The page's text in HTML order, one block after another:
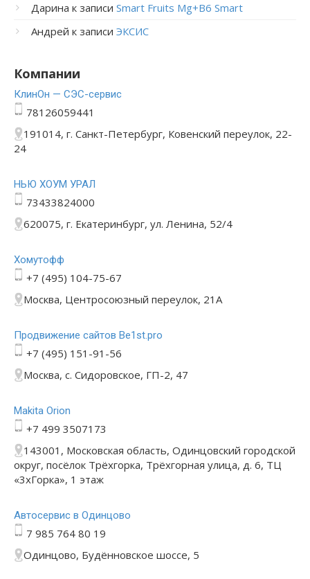
Дарина к записи Smart Fruits Mg+B6 Smart
Андрей к записи ЭКСИС
Компании
КлинОн — СЭС-сервис
78126059441
191014, г. Санкт-Петербург, Ковенский переулок, 22-
24
НЬЮ ХОУМ УРАЛ
73433824000
620075, г. Екатеринбург, ул. Ленина, 52/4
Хомутофф
+7 (495) 104-75-67
Москва, Центросоюзный переулок, 21А
Продвижение сайтов Be1st.pro
+7 (495) 151-91-56
Москва, с. Сидоровское, ГП-2, 47
Makita Orion
+7 499 3507173
143001, Московская область, Одинцовский городской
округ, посёлок Трёхгорка, Трёхгорная улица, д. 6, ТЦ
«3хГорка», 1 этаж
Автосервис в Одинцово
7 985 764 80 19
Одинцово, Будённовское шоссе, 5